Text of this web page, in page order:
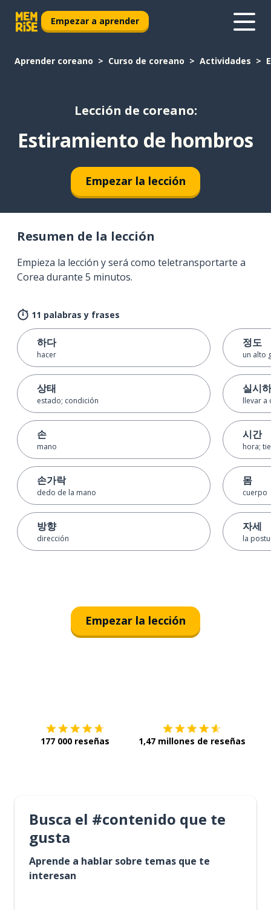
Empezar a aprender
Aprender coreano Curso de coreano Actividades
Lección de coreano:
Estiramiento de hombros
Empezar la lección
Resumen de la lección
Empieza la lección y será como teletransportarte a
Corea durante 5 minutos.
11 palabras y frases
하다
hacer
상태
estado; condición
손
mano
손가락
dedo de la mano
방향
dirección
정도
un alto
실시
llevar a
시간
hora;
몸
cuerpo
자세
la
Empezar la lección
177 000 reseñas 1,47 millones de reseñas
Busca el #contenido que te
gusta
Aprende a hablar sobre temas que te
interesan